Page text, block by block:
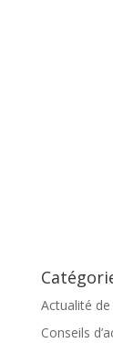
Actualité
Conseils